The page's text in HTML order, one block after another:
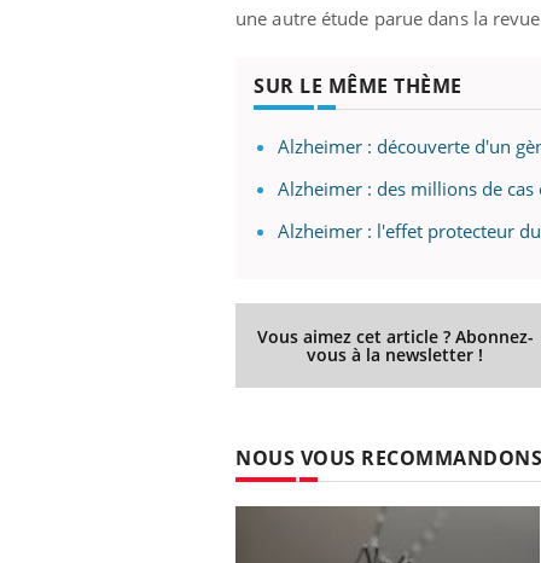
une autre étude parue dans la revue
SUR LE MÊME THÈME
Alzheimer : découverte d'un
Alzheimer : des millions de
Alzheimer : l'effet protecteur
Vous aimez cet article ? Abonnez-
vous à la newsletter !
NOUS VOUS RECOMMANDONS